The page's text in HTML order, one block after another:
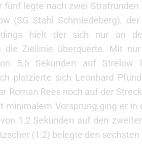
fünf legte nach zwei
(SG Stahl Schmiedeberg),
hielt der sich nur an
die Ziellinie überquerte. Mit
5,5 Sekunden auf
platzierte sich Leonhard
Roman Rees noch auf der
Vorsprung ging er
1,2 Sekunden auf den
(1:2) belegte den sechsten